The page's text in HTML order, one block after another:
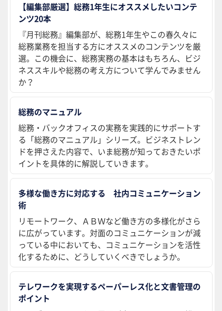
【編集部厳選】総務1年生にオススメしたいコンテ
ンツ20本
『月刊総務』編集部が、総務1年生やこの春久々に
総務業務を担当する方にオススメのコンテンツを厳
選。この機会に、総務実務の基本はもちろん、ビジ
ネススキルや総務の考え方について学んでみません
か？
総務のマニュアル
総務・バックオフィスの実務を実践的にサポートす
る「総務のマニュアル」シリーズ。ビジネストレン
ドを押さえた内容で、いま総務が知っておきたいポ
イントを具体的に解説していきます。
多様な働き方に対応する 社内コミュニケーション
術
リモートワーク、ＡＢＷなど働き方の多様化がさら
に広がっています。対面のコミュニケーションが減
っている中においても、コミュニケーションを活性
化するために、どうしていくべきでしょうか。
テレワークを実現するペーパーレス化と文書管理の
ポイント